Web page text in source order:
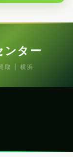
ンター
取 | 横浜